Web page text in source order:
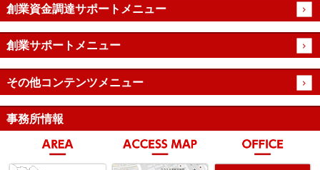
創業資金調達サポートメニュー
創業サポートメニュー
その他コンテンツメニュー
事務所情報